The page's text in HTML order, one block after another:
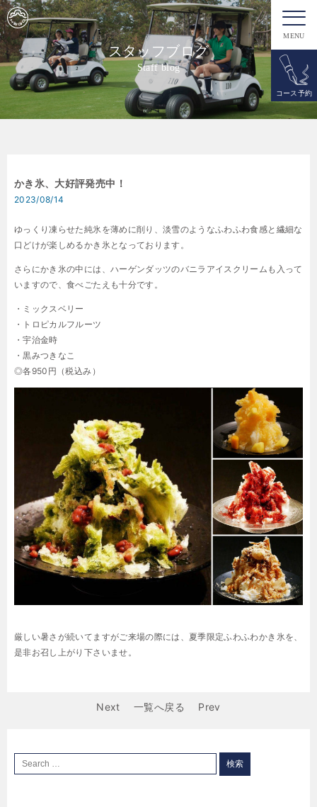
MENU
コース予約
スタッフブログ
Staff blog
かき氷、大好評発売中！
2023/08/14
ゆっくり凍らせた純氷を薄めに削り、淡雪のようなふわふわ食感と繊細な
口どけが楽しめるかき氷となっております。
さらにかき氷の中には、ハーゲンダッツのバニラアイスクリームも入って
いますので、食べごたえも十分です。
・ミックスベリー
・トロピカルフルーツ
・宇治金時
・黒みつきなこ
◎各950円（税込み）
厳しい暑さが続いてますがご来場の際には、夏季限定ふわふわかき氷を、
是非お召し上がり下さいませ。
Next 一覧へ戻る Prev